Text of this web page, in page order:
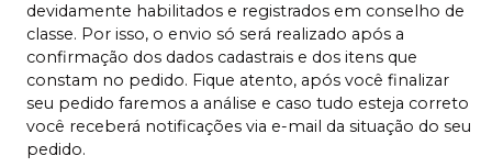
devidamente habilitados e registrados em conselho de
classe. Por isso, o envio só será realizado após a
confirmação dos dados cadastrais e dos itens que
constam no pedido. Fique atento, após você finalizar
seu pedido faremos a análise e caso tudo esteja correto
você receberá notificações via e-mail da situação do seu
pedido.